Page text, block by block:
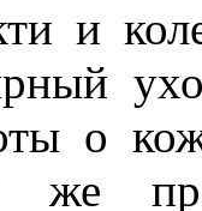
и
о
же